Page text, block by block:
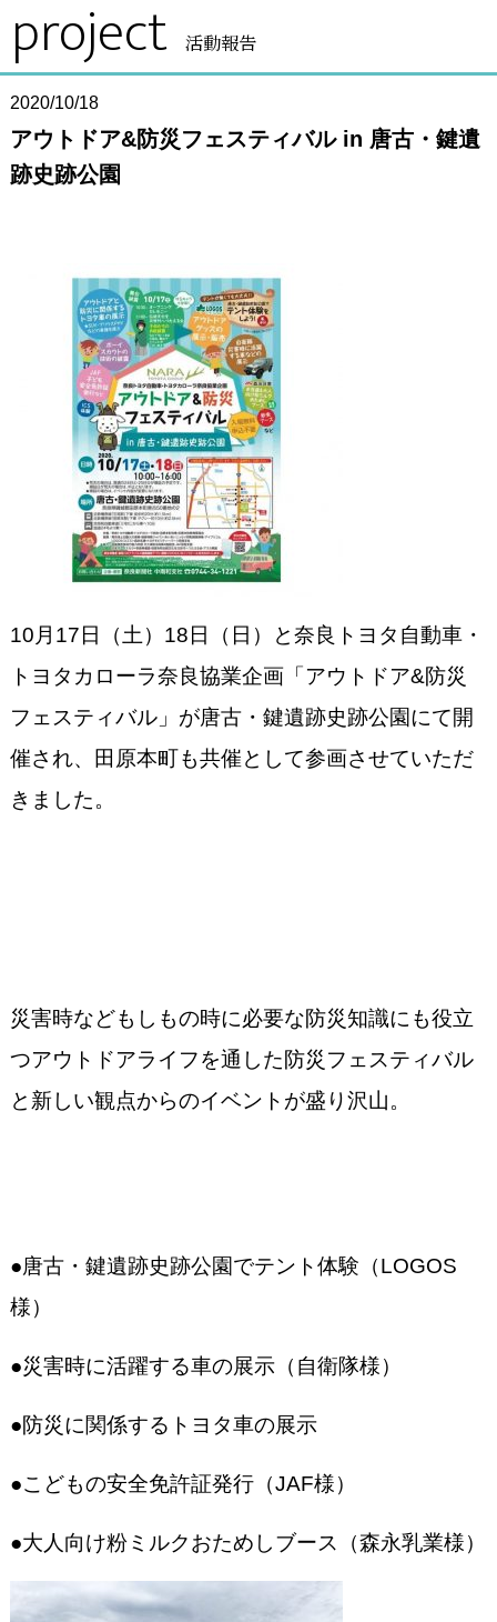
project 活動報告
2020/10/18
アウトドア&防災フェスティバル in 唐古・鍵遺
跡史跡公園
10月17日（土）18日（日）と奈良トヨタ自動車・
トヨタカローラ奈良協業企画「アウトドア&防災
フェスティバル」が唐古・鍵遺跡史跡公園にて開
催され、田原本町も共催として参画させていただ
きました。
災害時などもしもの時に必要な防災知識にも役立
つアウトドアライフを通した防災フェスティバル
と新しい観点からのイベントが盛り沢山。
●唐古・鍵遺跡史跡公園でテント体験（LOGOS
様）
●災害時に活躍する車の展示（自衛隊様）
●防災に関係するトヨタ車の展示
●こどもの安全免許証発行（JAF様）
●大人向け粉ミルクおためしブース（森永乳業様）